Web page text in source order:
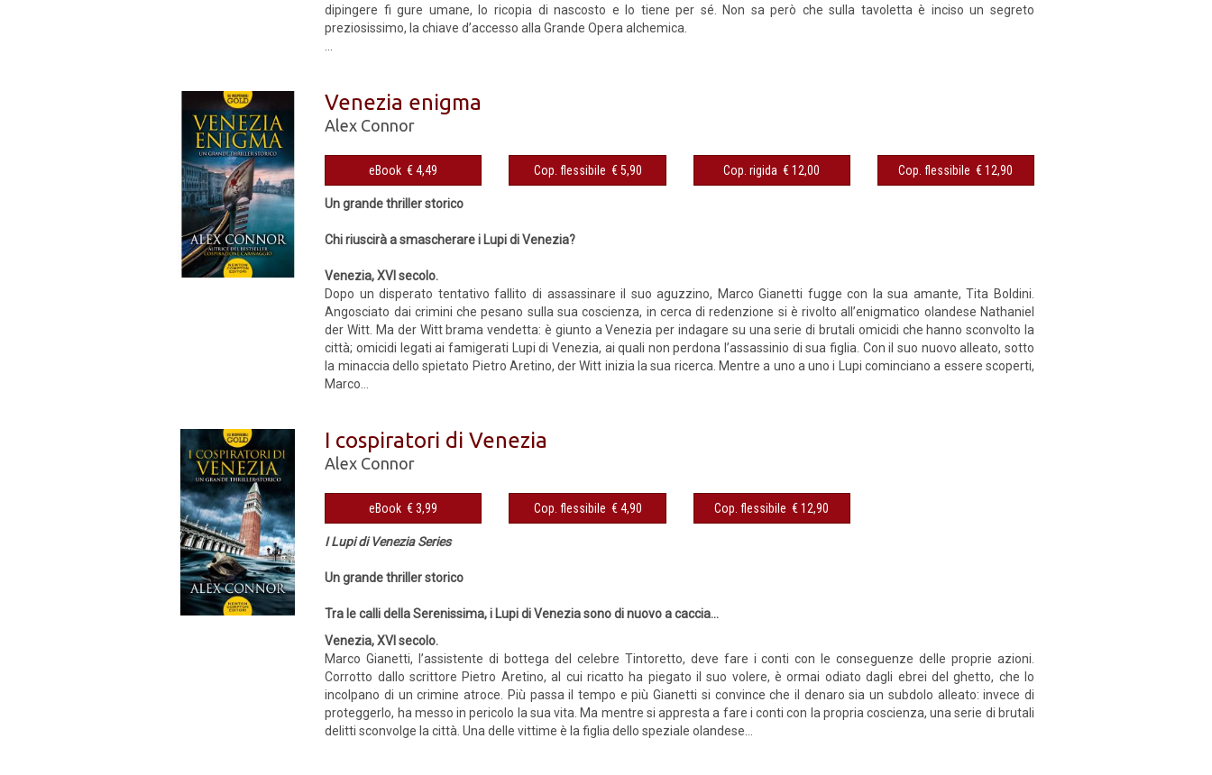
dipingere fi gure umane, lo ricopia di nascosto e lo tiene per sé. Non sa però che sulla tavoletta è inciso un segreto
preziosissimo, la chiave d’accesso alla Grande Opera alchemica.
Venezia enigma
Alex Connor
eBook € 4,49 Cop. flessibile € 5,90 Cop. rigida € 12,00 Cop. flessibile € 12,90
Un grande thriller storico
Chi riuscirà a smascherare i Lupi di Venezia?
Venezia, XVI secolo.
Dopo un disperato tentativo fallito di assassinare il suo aguzzino, Marco Gianetti fugge con la sua amante, Tita Boldini.
Angosciato dai crimini che pesano sulla sua coscienza, in cerca di redenzione si è rivolto all’enigmatico olandese Nathaniel
der Witt. Ma der Witt brama vendetta: è giunto a Venezia per indagare su una serie di brutali omicidi che hanno sconvolto la
città; omicidi legati ai famigerati Lupi di Venezia, ai quali non perdona l’assassinio di sua figlia. Con il suo nuovo alleato, sotto
la minaccia dello spietato Pietro Aretino, der Witt inizia la sua ricerca. Mentre a uno a uno i Lupi cominciano a essere scoperti,
Marco...
I cospiratori di Venezia
Alex Connor
eBook € 3,99 Cop. flessibile € 4,90 Cop. flessibile € 12,90
I Lupi di Venezia Series
Un grande thriller storico
Tra le calli della Serenissima, i Lupi di Venezia sono di nuovo a caccia...
Venezia, XVI secolo.
Marco Gianetti, l’assistente di bottega del celebre Tintoretto, deve fare i conti con le conseguenze delle proprie azioni.
Corrotto dallo scrittore Pietro Aretino, al cui ricatto ha piegato il suo volere, è ormai odiato dagli ebrei del ghetto, che lo
incolpano di un crimine atroce. Più passa il tempo e più Gianetti si convince che il denaro sia un subdolo alleato: invece di
proteggerlo, ha messo in pericolo la sua vita. Ma mentre si appresta a fare i conti con la propria coscienza, una serie di brutali
delitti sconvolge la città. Una delle vittime è la figlia dello speziale olandese...